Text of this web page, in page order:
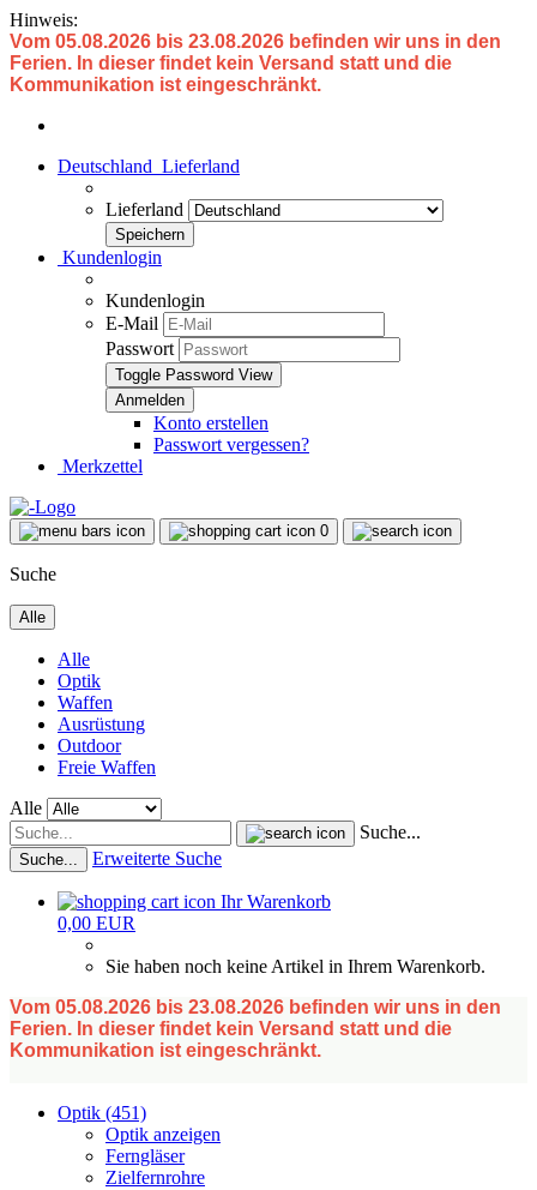
Hinweis:
Vom 05.08.2026 bis 23.08.2026 befinden wir uns in den
Ferien. In dieser findet kein Versand statt und die
Kommunikation ist eingeschränkt.
Deutschland Lieferland
Lieferland
Kundenlogin
Kundenlogin
E-Mail
Passwort
Toggle Password View
Konto erstellen
Passwort vergessen?
Merkzettel
0
Suche
Alle
Alle
Optik
Waffen
Ausrüstung
Outdoor
Freie Waffen
Alle
Suche...
Suche... Erweiterte Suche
Ihr Warenkorb
0,00 EUR
Sie haben noch keine Artikel in Ihrem Warenkorb.
Vom 05.08.2026 bis 23.08.2026 befinden wir uns in den
Ferien. In dieser findet kein Versand statt und die
Kommunikation ist eingeschränkt.
Optik (451)
Optik anzeigen
Ferngläser
Zielfernrohre